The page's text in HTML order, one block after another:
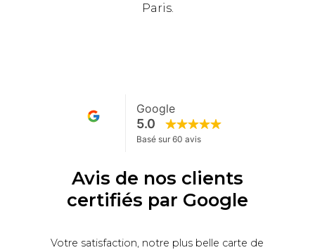
Paris.
Avis de nos clients
certifiés par Google
Votre satisfaction, notre plus belle carte de